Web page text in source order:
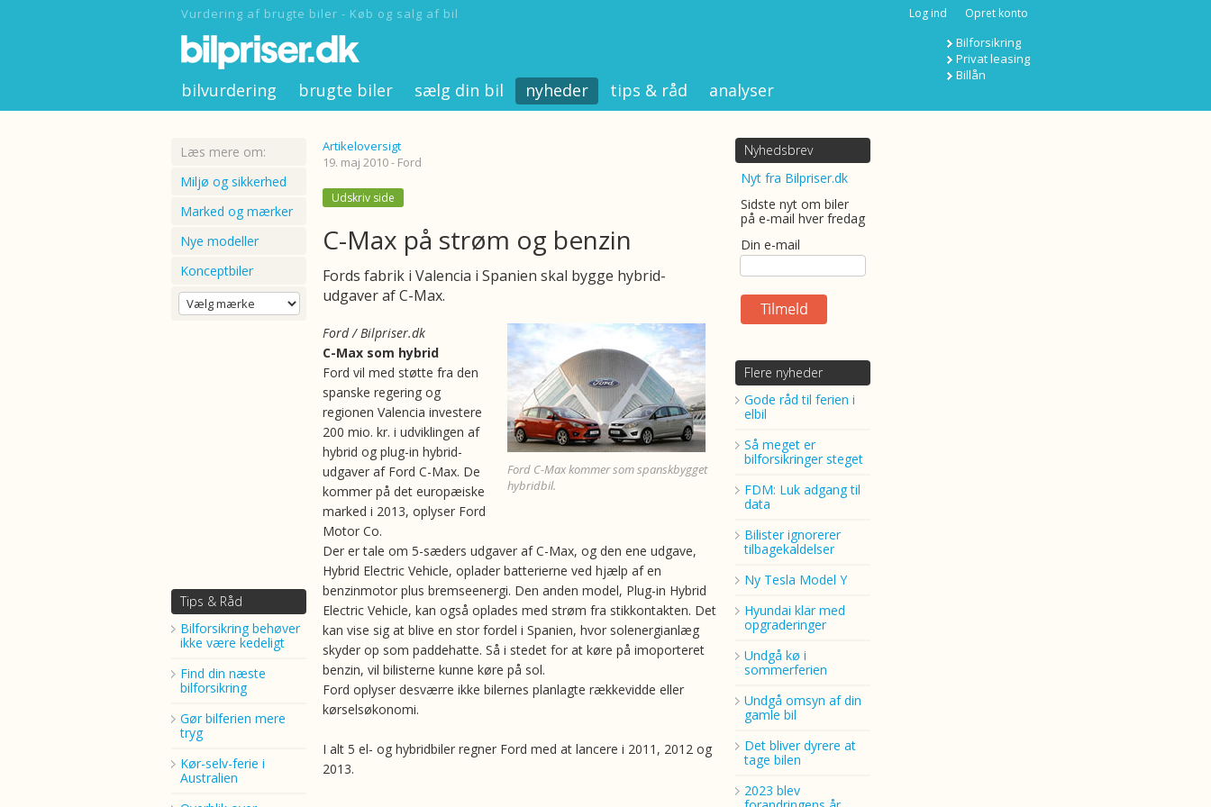
Vurdering af brugte biler - Køb og salg af bil Log ind Opret konto
Bilforsikring
Privat leasing
Billån
bilvurdering brugte biler sælg din bil nyheder tips & råd analyser
Læs mere om:
Miljø og sikkerhed
Marked og mærker
Nye modeller
Konceptbiler
Tips & Råd
Bilforsikring behøver
ikke være kedeligt
Find din næste
bilforsikring
Gør bilferien mere
tryg
Kør-selv-ferie i
Australien
Artikeloversigt
19. maj 2010 - Ford
Udskriv side
C-Max på strøm og benzin
Fords fabrik i Valencia i Spanien skal bygge hybrid-
udgaver af C-Max.
Ford C-Max kommer som spanskbygget
hybridbil.
Ford / Bilpriser.dk
C-Max som hybrid
Ford vil med støtte fra den
spanske regering og
regionen Valencia investere
200 mio. kr. i udviklingen af
hybrid og plug-in hybrid-
udgaver af Ford C-Max. De
kommer på det europæiske
marked i 2013, oplyser Ford
Motor Co.
Der er tale om 5-sæders udgaver af C-Max, og den ene udgave,
Hybrid Electric Vehicle, oplader batterierne ved hjælp af en
benzinmotor plus bremseenergi. Den anden model, Plug-in Hybrid
Electric Vehicle, kan også oplades med strøm fra stikkontakten. Det
kan vise sig at blive en stor fordel i Spanien, hvor solenergianlæg
skyder op som paddehatte. Så i stedet for at køre på imoporteret
benzin, vil bilisterne kunne køre på sol.
Ford oplyser desværre ikke bilernes planlagte rækkevidde eller
kørselsøkonomi.
I alt 5 el- og hybridbiler regner Ford med at lancere i 2011, 2012 og
2013.
Nyhedsbrev
Nyt fra Bilpriser.dk
Sidste nyt om biler
på e-mail hver fredag
Din e-mail
Flere nyheder
Gode råd til ferien i
elbil
Så meget er
bilforsikringer steget
FDM: Luk adgang til
data
Bilister ignorerer
tilbagekaldelser
Ny Tesla Model Y
Hyundai klar med
opgraderinger
Undgå kø i
sommerferien
Undgå omsyn af din
gamle bil
Det bliver dyrere at
tage bilen
2023 blev